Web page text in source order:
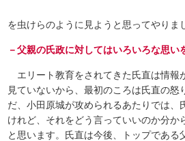
を虫けらのように見ようと思ってやりま
－父親の氏政に対してはいろいろな思い
エリート教育をされてきた氏直は情報
見ていないから、最初のころは氏直の
だ、小田原城が攻められるあたりでは
けれど、それをどう言っていいのか分
と思います。氏直は今後、トップであ